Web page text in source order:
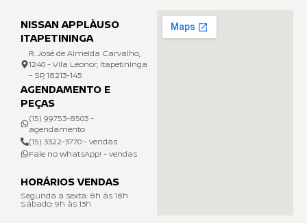
NISSAN APPLÀUSO
ITAPETININGA
R. José de Almeida Carvalho,
1240 - Vila Leonor, Itapetininga
- SP, 18213-145
AGENDAMENTO E
PEÇAS
(15) 99753-8503 -
agendamento
(15) 3322-3770 - vendas
Fale no WhatsApp! - vendas
HORÁRIOS VENDAS
Segunda a sexta: 8h às 18h
Sábado: 9h às 13h